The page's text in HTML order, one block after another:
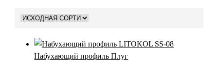
Набухающий профиль Плуг